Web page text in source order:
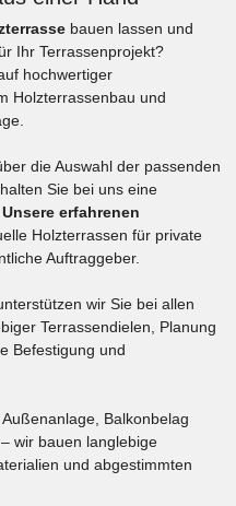
bauen lassen und
Ihr Terrassenprojekt?
hochwertiger
Holzterrassenbau und
die Auswahl der passenden
Sie bei uns eine
Unsere erfahrenen
Holzterrassen für private
Auftraggeber.
wir Sie bei allen
Terrassendielen, Planung
Befestigung und
Balkonbelag
wir bauen langlebige
und abgestimmten